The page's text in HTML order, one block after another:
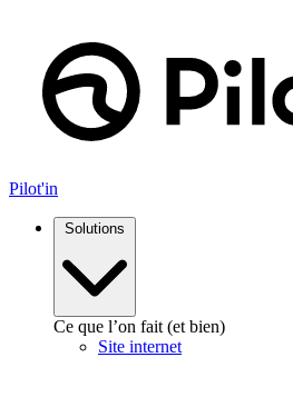
contenu
Pilot'in
Solutions
Ce que l’on fait (et bien)
Site internet